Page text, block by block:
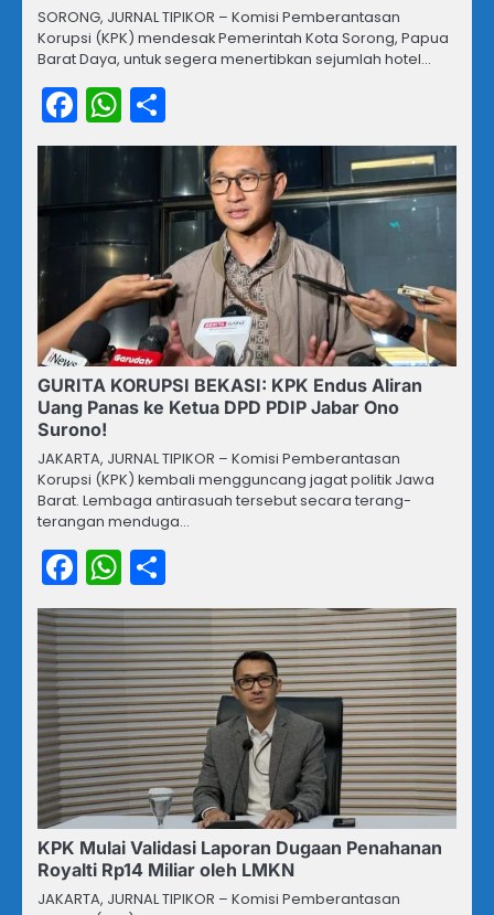
SORONG, JURNAL TIPIKOR – Komisi Pemberantasan
Korupsi (KPK) mendesak Pemerintah Kota Sorong, Papua
Barat Daya, untuk segera menertibkan sejumlah hotel…
Facebook
WhatsApp
GURITA KORUPSI BEKASI: KPK Endus Aliran
Uang Panas ke Ketua DPD PDIP Jabar Ono
Surono!
JAKARTA, JURNAL TIPIKOR – Komisi Pemberantasan
Korupsi (KPK) kembali mengguncang jagat politik Jawa
Barat. Lembaga antirasuah tersebut secara terang-
terangan menduga…
Facebook
WhatsApp
KPK Mulai Validasi Laporan Dugaan Penahanan
Royalti Rp14 Miliar oleh LMKN
JAKARTA, JURNAL TIPIKOR – Komisi Pemberantasan